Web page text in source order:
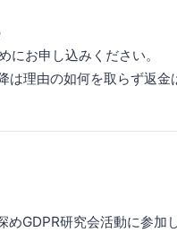
お申し込みください。
理由の如何を取らず返金
めGDPR研究会活動に参加